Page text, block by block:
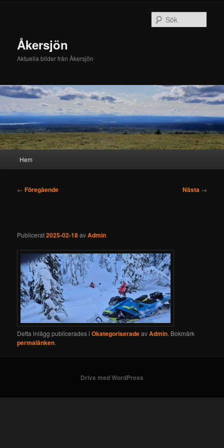
innehållÅkersjön
Aktuella bilder från Åkersjön
Hem
Inläggsnavigering
← Föregående Nästa →
Publicerat2025-02-18avAdmin
Detta inlägg publicerades iOkategoriseradeavAdmin. Bokmärk
permalänken.
Drivs med WordPress